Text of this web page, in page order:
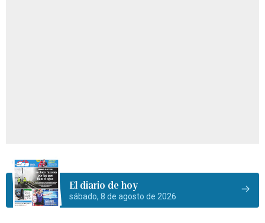
El diario de hoy
sábado, 8 de agosto de 2026